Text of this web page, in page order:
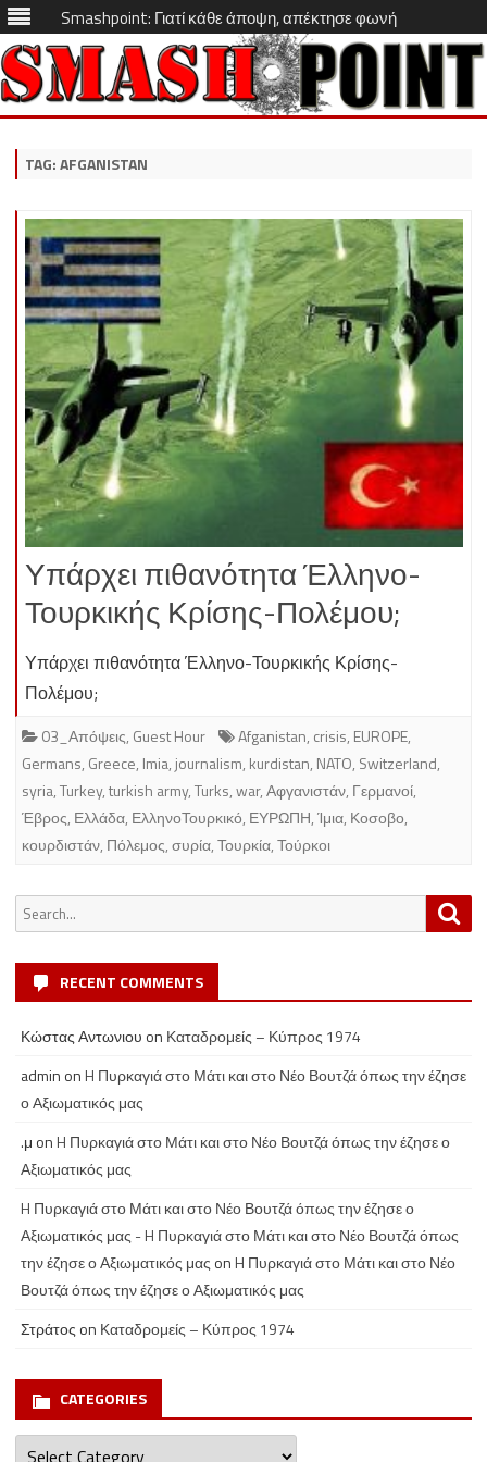
Smashpoint: Γιατί κάθε άποψη, απέκτησε φωνή
Skip
TAG:AFGANISTAN
Υπάρχει πιθανότητα Έλληνο-
Τουρκικής Κρίσης-Πολέμου;
Υπάρχει πιθανότητα Έλληνο-Τουρκικής Κρίσης-
Πολέμου;
03_Απόψεις, Guest Hour Afganistan, crisis, EUROPE,
Germans, Greece, Imia, journalism, kurdistan, NATO, Switzerland,
syria,Turkey,turkish army,Turks,war,Αφγανιστάν, Γερμανοί,
Έβρος, Ελλάδα, ΕλληνοΤουρκικό, ΕΥΡΩΠΗ,Ίμια, Κοσοβο,
κουρδιστάν, Πόλεμος,συρία,Τουρκία,Τούρκοι
Search
for:
RECENT COMMENTS
Κώστας Αντωνιου on Καταδρομείς – Κύπρος 1974
admin onH Πυρκαγιά στο Μάτι και στο Νέο Βουτζά όπως την έζησε
ο Αξιωματικός μας
.μ onH Πυρκαγιά στο Μάτι και στο Νέο Βουτζά όπως την έζησε ο
Αξιωματικός μας
H Πυρκαγιά στο Μάτι και στο Νέο Βουτζά όπως την έζησε ο
Αξιωματικός μας - H Πυρκαγιά στο Μάτι και στο Νέο Βουτζά όπως
την έζησε ο Αξιωματικός μαςonH Πυρκαγιά στο Μάτι και στο Νέο
Βουτζά όπως την έζησε ο Αξιωματικός μας
Στράτοςon Καταδρομείς – Κύπρος 1974
CATEGORIES
Categories